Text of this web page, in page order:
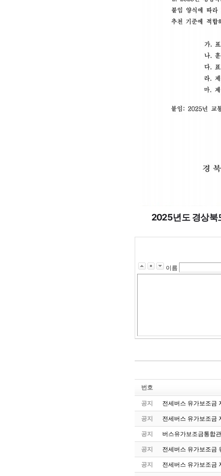
2025년도 경상북
이름
번호
공지 전세버스 유가보조금
공지 전세버스 유가보조금
공지 버스유가보조금통합
공지 전세버스 유가보조금
공지 전세버스 유가보조금